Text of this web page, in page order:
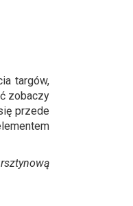
targów,
zobaczy
przede